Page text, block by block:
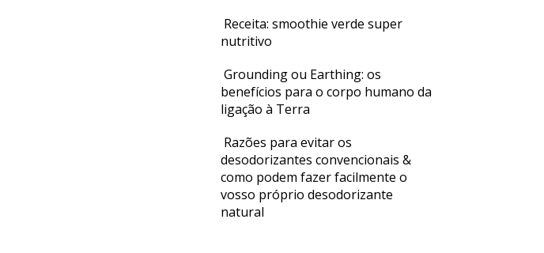
Receita: smoothie verde super
nutritivo
Grounding ou Earthing: os
benefícios para o corpo humano da
ligação à Terra
Razões para evitar os
desodorizantes convencionais &
como podem fazer facilmente o
vosso próprio desodorizante
natural